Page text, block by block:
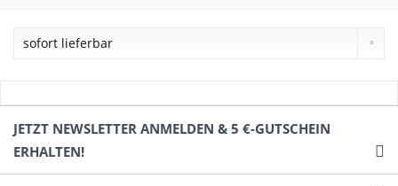
JETZT NEWSLETTER ANMELDEN & 5 €-GUTSCHEIN
ERHALTEN!